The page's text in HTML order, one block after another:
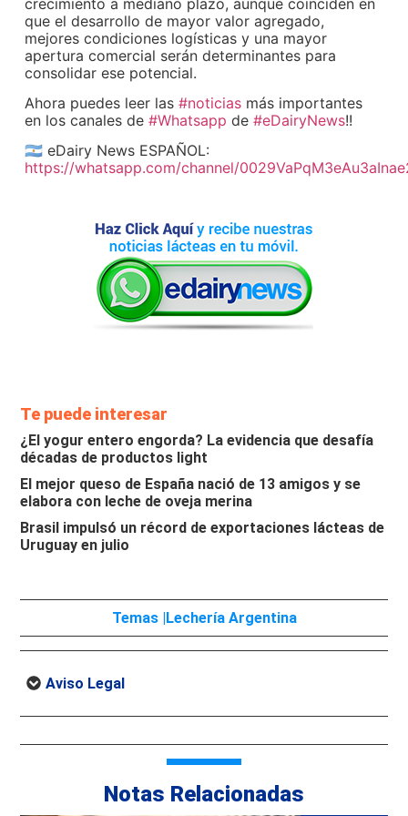
que el desarrollo de mayor valor agregado,
mejores condiciones logísticas y una mayor
apertura comercial serán determinantes para
consolidar ese potencial.
Ahora puedes leer las #noticias más importantes
en los canales de #Whatsapp de #eDairyNews!!
🇦🇷 eDairy News ESPAÑOL:
https://whatsapp.com/channel/
Te puede interesar
¿El yogur entero engorda? La evidencia que desafía
décadas de productos light
El mejor queso de España nació de 13 amigos y se
elabora con leche de oveja merina
Brasil impulsó un récord de exportaciones lácteas de
Uruguay en julio
Temas |Lechería Argentina
Aviso Legal
Notas Relacionadas